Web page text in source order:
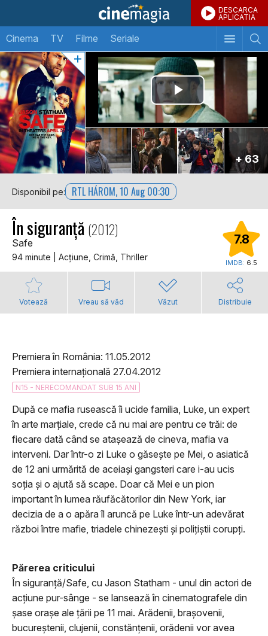
DESCARCA
APLICATIA
Cinema TV Filme Seriale
+ 63
Disponibil pe: RTL HÁROM, 10 Aug 00:30
În siguranță (2012)
Safe
94 minute | Acţiune, Crimă, Thriller
7.8
IMDB: 6.5
Votează Vreau să văd Văzut Distribuie
Premiera în România: 11.05.2012
Premiera internațională 27.04.2012
N15 - NERECOMANDAT SUB 15 ANI
După ce mafia rusească îi ucide familia, Luke, un expert
în arte marțiale, crede că nu mai are pentru ce trăi: de
fiecare dată când se atașează de cineva, mafia va
interveni. Dar într-o zi Luke o găsește pe Mei, o asiatică
de 12 ani urmărită de aceiași gangsteri care i-au ucis
soția și o ajută să scape. Doar că Mei e un pion
important în lumea răufăcătorilor din New York, iar
decizia de a o apăra îl aruncă pe Luke într-un adevărat
război între mafie, triadele chinezești și polițiștii corupți.
Părerea criticului
În siguranţă/Safe, cu Jason Statham - unul din actori de
acţiune pur-sânge - se lansează în cinematografele din
şase oraşe ale ţării pe 11 mai. Arădenii, braşovenii,
bucureştenii, clujenii, constănţenii, orădenii vor avea